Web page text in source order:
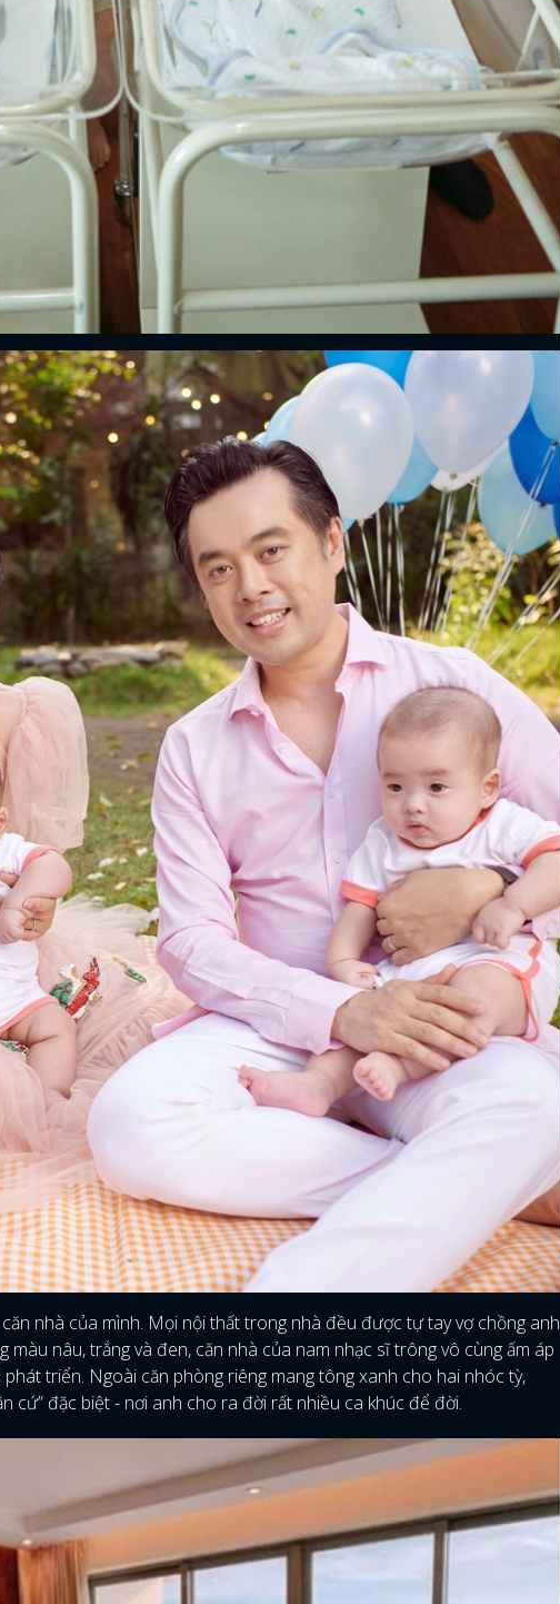
ĐĂNG NHẬP
FACEBOOK GOOGLE
nhà của mình. Mọi nội thất trong nhà đều được tự tay vợ chồng anh
nâu, trắng và đen, căn nhà của nam nhạc sĩ trông vô cùng ấm áp
triển. Ngoài căn phòng riêng mang tông xanh cho hai nhóc tỳ,
cứ” đặc biệt - nơi anh cho ra đời rất nhiều ca khúc để đời.